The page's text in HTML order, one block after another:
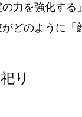
力を強化す
どのように「
り